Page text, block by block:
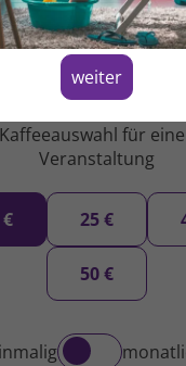
weiter
Kaffeeauswahl für
Veranstaltung
25 €
50 €